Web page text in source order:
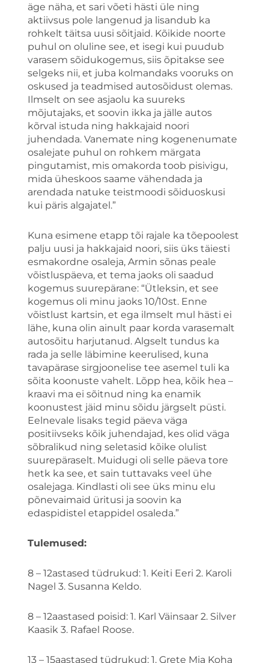
äge näha, et sari võeti hästi üle ning
aktiivsus pole langenud ja lisandub ka
rohkelt täitsa uusi sõitjaid. Kõikide noorte
puhul on oluline see, et isegi kui puudub
varasem sõidukogemus, siis õpitakse see
selgeks nii, et juba kolmandaks vooruks on
oskused ja teadmised autosõidust olemas.
Ilmselt on see asjaolu ka suureks
mõjutajaks, et soovin ikka ja jälle autos
kõrval istuda ning hakkajaid noori
juhendada. Vanemate ning kogenenumate
osalejate puhul on rohkem märgata
pingutamist, mis omakorda toob pisivigu,
mida üheskoos saame vähendada ja
arendada natuke teistmoodi sõiduoskusi
kui päris algajatel.”
Kuna esimene etapp tõi rajale ka tõepoolest
palju uusi ja hakkajaid noori, siis üks täiesti
esmakordne osaleja, Armin sõnas peale
võistluspäeva, et tema jaoks oli saadud
kogemus suurepärane: “Ütleksin, et see
kogemus oli minu jaoks 10/10st. Enne
võistlust kartsin, et ega ilmselt mul hästi ei
lähe, kuna olin ainult paar korda varasemalt
autosõitu harjutanud. Algselt tundus ka
rada ja selle läbimine keerulised, kuna
tavapärase sirgjoonelise tee asemel tuli ka
sõita koonuste vahelt. Lõpp hea, kõik hea –
kraavi ma ei sõitnud ning ka enamik
koonustest jäid minu sõidu järgselt püsti.
Eelnevale lisaks tegid päeva väga
positiivseks kõik juhendajad, kes olid väga
sõbralikud ning seletasid kõike olulist
suurepäraselt. Muidugi oli selle päeva tore
hetk ka see, et sain tuttavaks veel ühe
osalejaga. Kindlasti oli see üks minu elu
põnevaimaid üritusi ja soovin ka
edaspidistel etappidel osaleda.”
Tulemused:
8 – 12astased tüdrukud: 1. Keiti Eeri 2. Karoli
Nagel 3. Susanna Keldo.
8 – 12aastased poisid: 1. Karl Väinsaar 2. Silver
Kaasik 3. Rafael Roose.
13 – 15aastased tüdrukud: 1. Grete Mia Koha